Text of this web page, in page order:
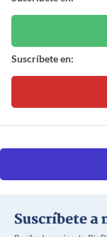
Suscríbete en: